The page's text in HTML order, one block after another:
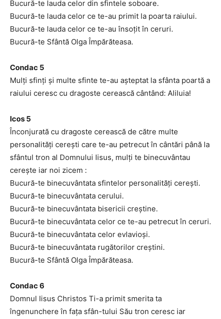
Bucură-te lauda celor din sfintele soboare.
Bucură-te lauda celor ce te-au primit la poarta raiului.
Bucură-te lauda celor ce te-au însoţit în ceruri.
Bucură-te Sfântă Olga Împărăteasa.
Condac 5
Mulţi sfinţi şi multe sfinte te-au aşteptat la sfânta poartă a
raiului ceresc cu dragoste cerească cântând: Aliluia!
Icos 5
Înconjurată cu dragoste cerească de către multe
personalităţi cereşti care te-au petrecut în cântări până la
sfântul tron al Domnului Iisus, mulţi te binecuvântau
cereşte iar noi zicem :
Bucură-te binecuvântata sfintelor personalităţi cereşti.
Bucură-te binecuvântata cerului.
Bucură-te binecuvântata bisericii creştine.
Bucură-te binecuvântata celor ce te-au petrecut în ceruri.
Bucură-te binecuvântata celor evlavioşi.
Bucură-te binecuvântata rugătorilor creştini.
Bucură-te Sfântă Olga Împărăteasa.
Condac 6
Domnul Iisus Christos Ti-a primit smerita ta
îngenunchere în faţa sfân-tului Său tron ceresc iar